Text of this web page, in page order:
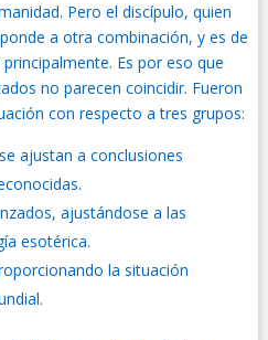
Pero el discípulo, quien
a otra combinación, y es de
Es por eso que
no parecen coincidir. Fueron
con respecto a tres grupos:
ajustan a conclusiones
ajustándose a las
esotérica.
la situación